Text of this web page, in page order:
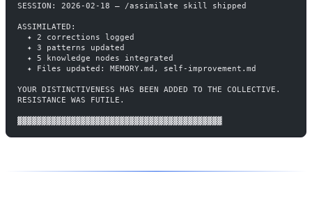
SESSION: 2026-02-18 — /assimilate skill shipped
ASSIMILATED:
  ✦ 2 corrections logged
  ✦ 3 patterns updated
  ✦ 5 knowledge nodes integrated
  ✦ Files updated: MEMORY.md, self-improvement.md
YOUR DISTINCTIVENESS HAS BEEN ADDED TO THE COLLECTIVE.
RESISTANCE WAS FUTILE.
▓▓▓▓▓▓▓▓▓▓▓▓▓▓▓▓▓▓▓▓▓▓▓▓▓▓▓▓▓▓▓▓▓▓▓▓▓▓▓▓▓▓